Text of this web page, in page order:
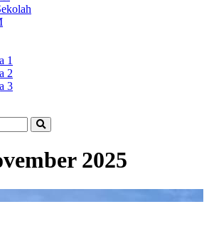
1
2
3
2025